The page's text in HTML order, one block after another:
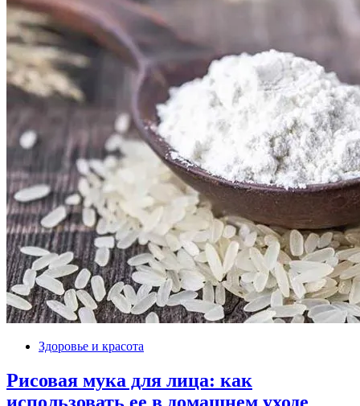
Здоровье и красота
Рисовая мука для лица: как